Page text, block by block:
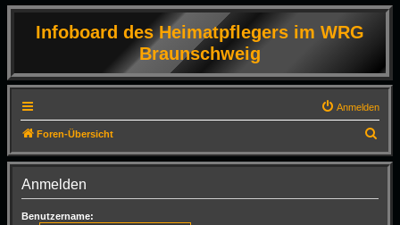
Infoboard des Heimatpflegers im WRG
Braunschweig
Anmelden
Foren-Übersicht
u
Anmelden
Benutzername: